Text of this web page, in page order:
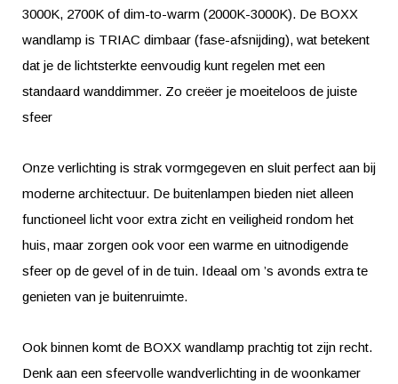
3000K, 2700K of dim-to-warm (2000K-3000K). De BOXX
wandlamp is TRIAC dimbaar (fase-afsnijding), wat betekent
dat je de lichtsterkte eenvoudig kunt regelen met een
standaard wanddimmer. Zo creëer je moeiteloos de juiste
sfeer
Onze verlichting is strak vormgegeven en sluit perfect aan bij
moderne architectuur. De buitenlampen bieden niet alleen
functioneel licht voor extra zicht en veiligheid rondom het
huis, maar zorgen ook voor een warme en uitnodigende
sfeer op de gevel of in de tuin. Ideaal om ’s avonds extra te
genieten van je buitenruimte.
Ook binnen komt de BOXX wandlamp prachtig tot zijn recht.
Denk aan een sfeervolle wandverlichting in de woonkamer